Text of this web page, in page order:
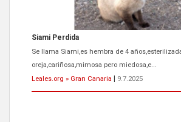
Siami Perdida
Se llama Siami,es hembra de 4
oreja,cariñosa,mimosa pero miedosa,e...
Leales.org » Gran Canaria
9.7.2025